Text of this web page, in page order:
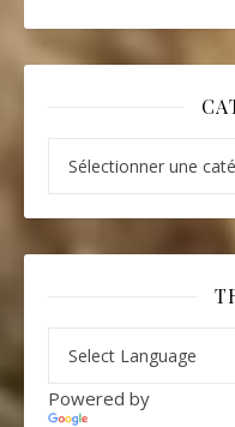
Powered by